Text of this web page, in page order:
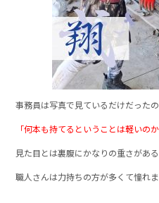
事務員は写真で見ているだけだった
「何本も持てるということは軽いのか
見た目とは裏腹にかなりの重さがあ
職人さんは力持ちの方が多くて憧れ